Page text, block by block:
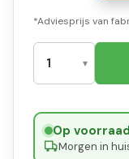
*Adviesprijs van
Op voorraad
Morgen in